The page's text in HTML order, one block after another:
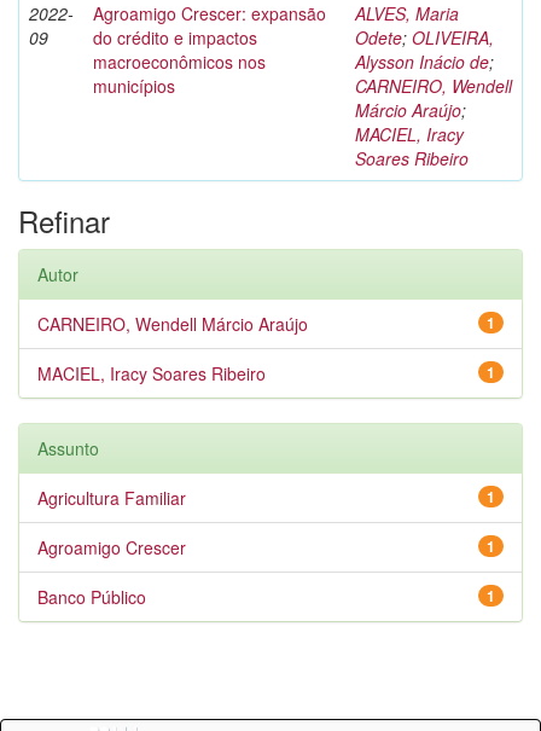
2022-
09
Agroamigo Crescer: expansão
do crédito e impactos
macroeconômicos nos
municípios
ALVES, Maria
Odete; OLIVEIRA,
Alysson Inácio de;
CARNEIRO, Wendell
Márcio Araújo;
MACIEL, Iracy
Soares Ribeiro
Refinar
Autor
1
CARNEIRO, Wendell Márcio Araújo
1
MACIEL, Iracy Soares Ribeiro
Assunto
1
Agricultura Familiar
1
Agroamigo Crescer
1
Banco Público